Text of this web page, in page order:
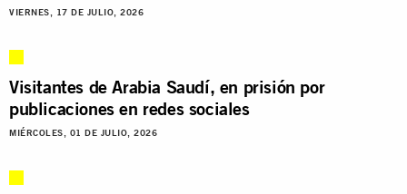
VIERNES, 17 DE JULIO, 2026
Visitantes de Arabia Saudí, en prisión por
publicaciones en redes sociales
MIÉRCOLES, 01 DE JULIO, 2026